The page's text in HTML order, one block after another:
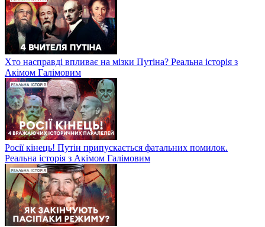
Хто насправді впливає на мізки Путіна? Реальна історія з
Акімом Галімовим
Росії кінець! Путін припускається фатальних помилок.
Реальна історія з Акімом Галімовим